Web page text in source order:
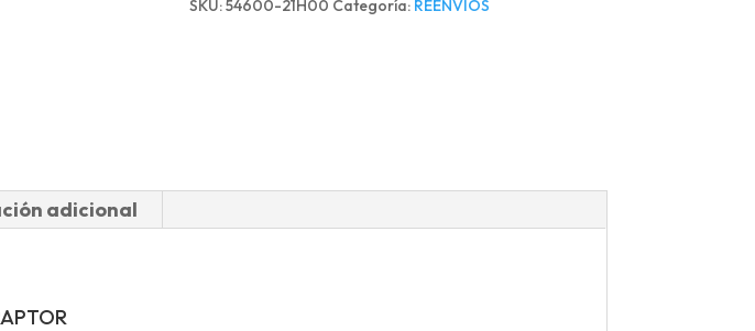
SKU:54600-21H00 Categoría: REENVIOS
adicional